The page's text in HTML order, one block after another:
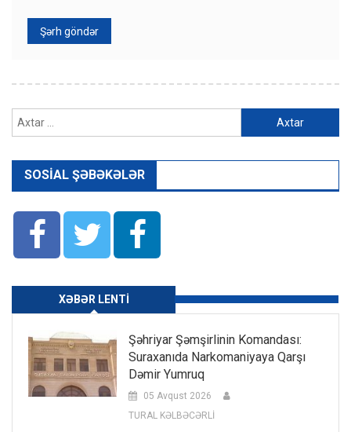
SOSIAL ŞƏBƏKƏLƏR
XƏBƏR LENTI
Şəhriyar Şəmşirlinin Komandası:
Suraxanıda Narkomaniyaya Qarşı
Dəmir Yumruq
05 Avqust 2026
TURAL KƏLBƏCƏRLİ